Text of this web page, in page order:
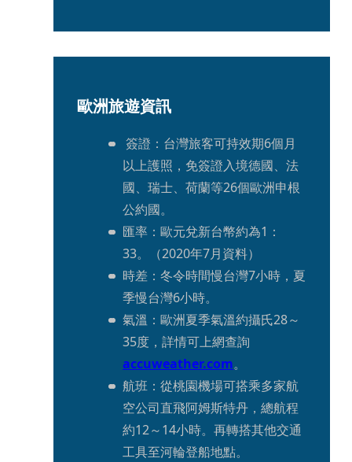
歐洲旅遊資訊
簽證：台灣旅客可持效期6個月
以上護照，免簽證入境德國、法
國、瑞士、荷蘭等26個歐洲申根
公約國。
匯率：歐元兌新台幣約為1：
33。（2020年7月資料）
時差：冬令時間慢台灣7小時，夏
季慢台灣6小時。
氣溫：歐洲夏季氣溫約攝氏28～
35度，詳情可上網查詢
accuweather.com。
航班：從桃園機場可搭乘多家航
空公司直飛阿姆斯特丹，總航程
約12～14小時。再轉搭其他交通
工具至河輪登船地點。